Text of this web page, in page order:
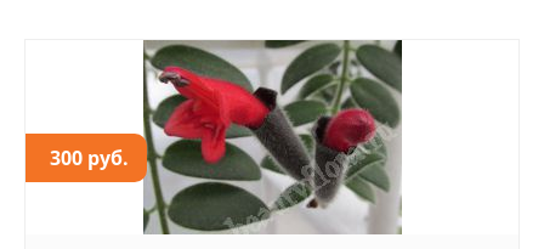
300 руб.